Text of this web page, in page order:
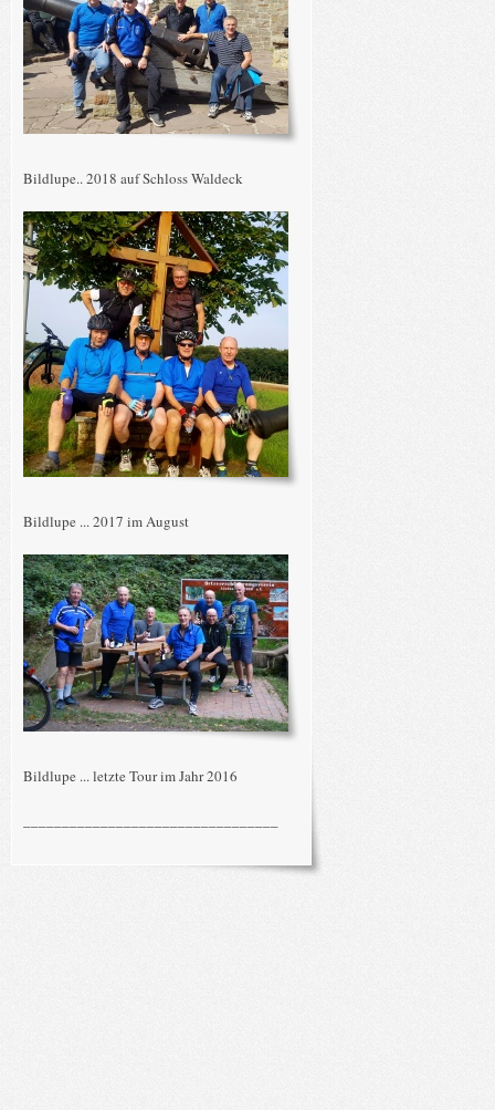
Bildlupe.. 2018 auf Schloss Waldeck
Bildlupe ... 2017 im August
Bildlupe ... letzte Tour im Jahr 2016